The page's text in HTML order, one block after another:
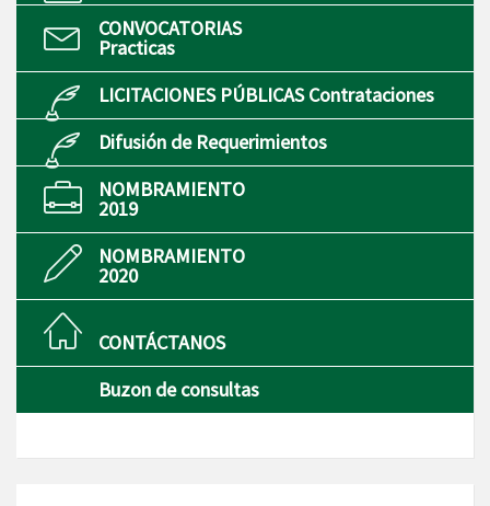
CONVOCATORIAS
Practicas
LICITACIONES PÚBLICAS Contrataciones
Difusión de Requerimientos
NOMBRAMIENTO
2019
NOMBRAMIENTO
2020
CONTÁCTANOS
Buzon de consultas